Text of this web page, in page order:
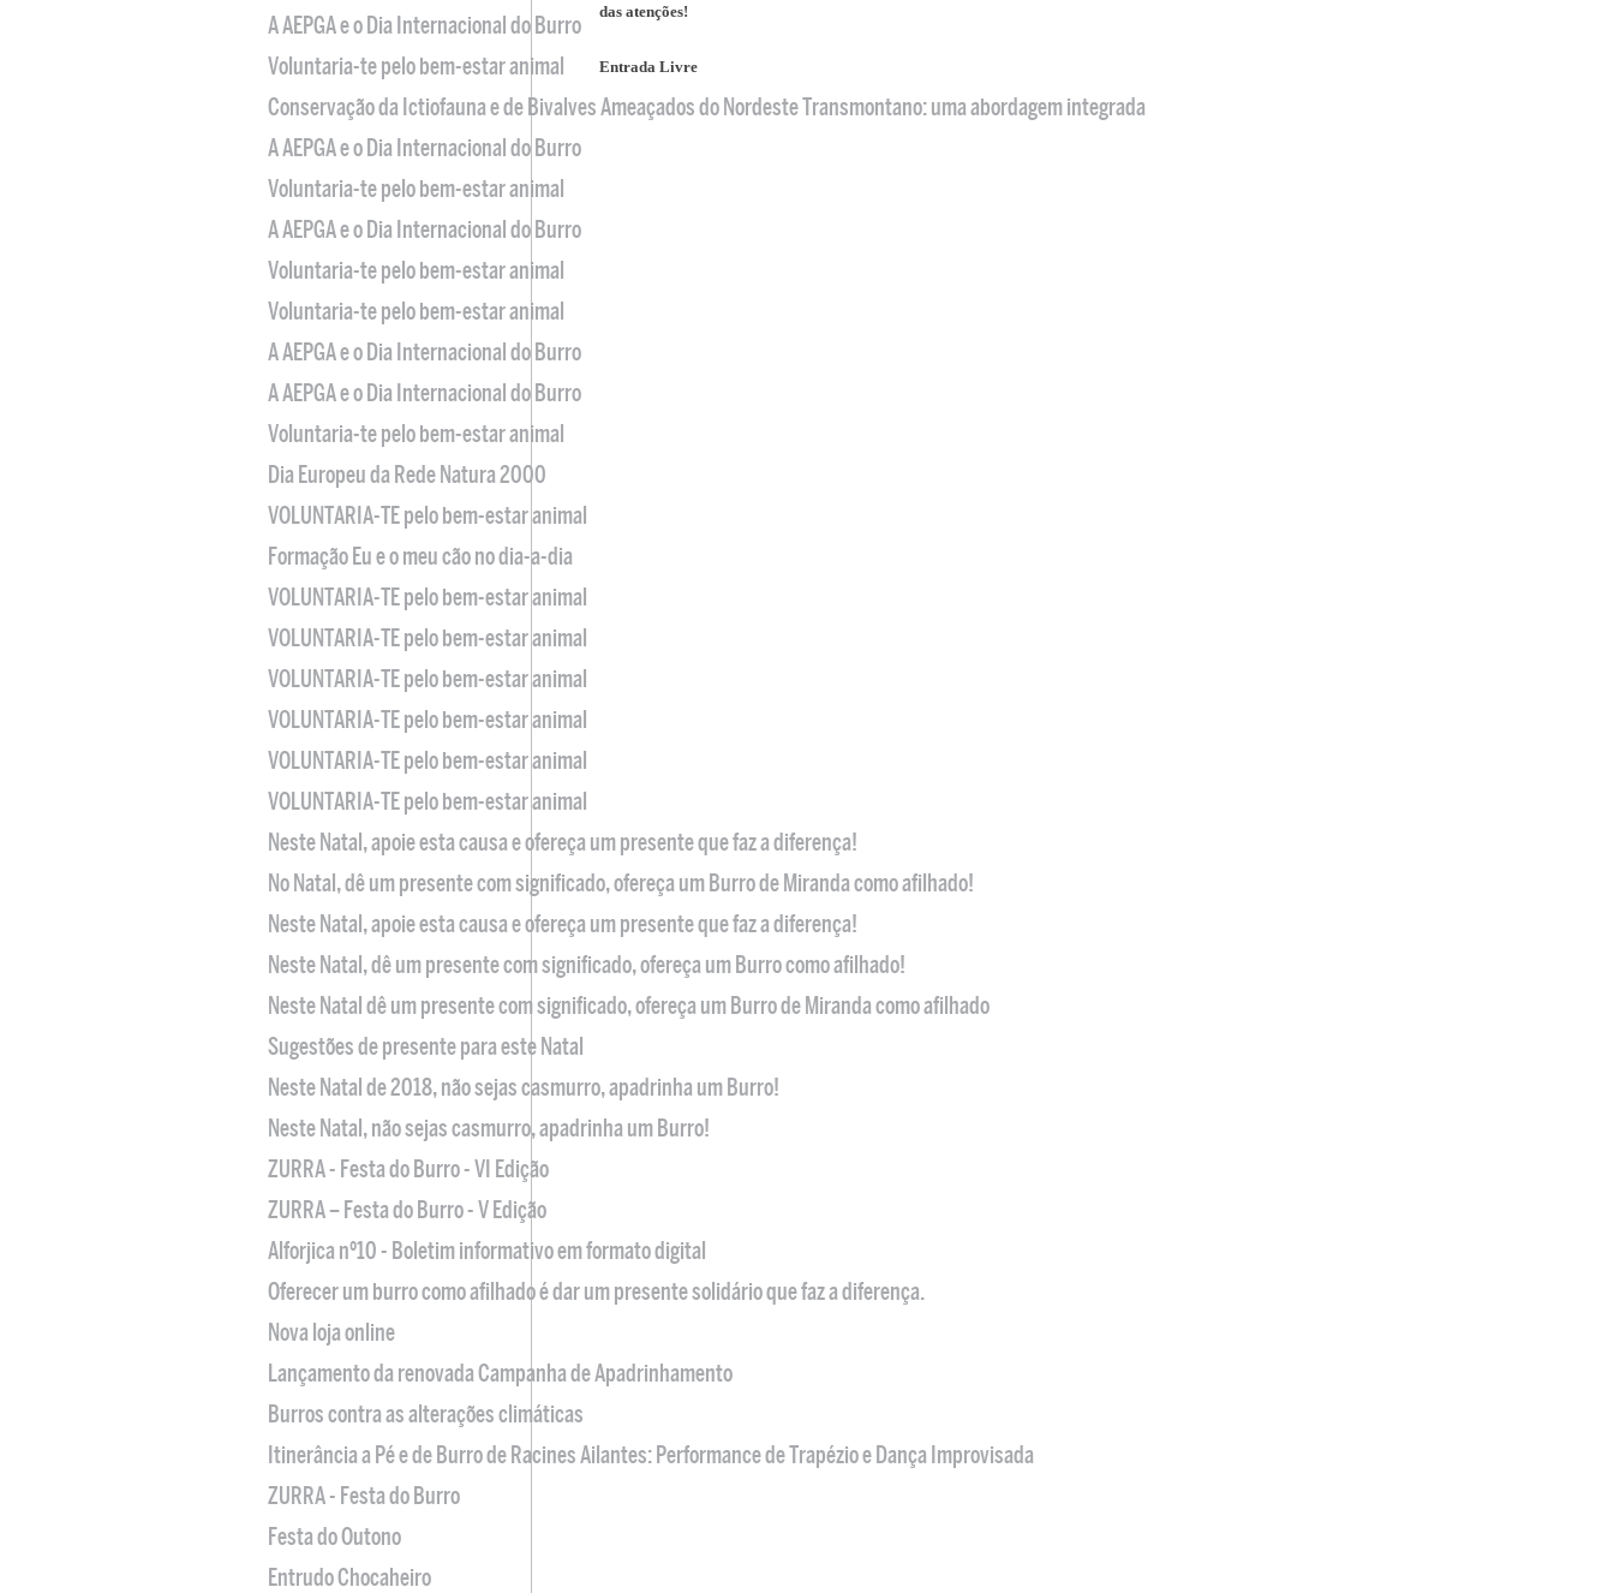
das atenções!
Entrada Livre
A AEPGA e o Dia Internacional do Burro
Voluntaria-te pelo bem-estar animal
Conservação da Ictiofauna e de Bivalves Ameaçados do Nordeste Transmontano: uma abordagem integrada
A AEPGA e o Dia Internacional do Burro
Voluntaria-te pelo bem-estar animal
A AEPGA e o Dia Internacional do Burro
Voluntaria-te pelo bem-estar animal
Voluntaria-te pelo bem-estar animal
A AEPGA e o Dia Internacional do Burro
A AEPGA e o Dia Internacional do Burro
Voluntaria-te pelo bem-estar animal
Dia Europeu da Rede Natura 2000
VOLUNTARIA-TE pelo bem-estar animal
Formação Eu e o meu cão no dia-a-dia
VOLUNTARIA-TE pelo bem-estar animal
VOLUNTARIA-TE pelo bem-estar animal
VOLUNTARIA-TE pelo bem-estar animal
VOLUNTARIA-TE pelo bem-estar animal
VOLUNTARIA-TE pelo bem-estar animal
VOLUNTARIA-TE pelo bem-estar animal
Neste Natal, apoie esta causa e ofereça um presente que faz a diferença!
No Natal, dê um presente com significado, ofereça um Burro de Miranda como afilhado!
Neste Natal, apoie esta causa e ofereça um presente que faz a diferença!
Neste Natal, dê um presente com significado, ofereça um Burro como afilhado!
Neste Natal dê um presente com significado, ofereça um Burro de Miranda como afilhado
Sugestões de presente para este Natal
Neste Natal de 2018, não sejas casmurro, apadrinha um Burro!
Neste Natal, não sejas casmurro, apadrinha um Burro!
ZURRA - Festa do Burro - VI Edição
ZURRA – Festa do Burro - V Edição
Alforjica nº10 - Boletim informativo em formato digital
Oferecer um burro como afilhado é dar um presente solidário que faz a diferença.
Nova loja online
Lançamento da renovada Campanha de Apadrinhamento
Burros contra as alterações climáticas
Itinerância a Pé e de Burro de Racines Ailantes: Performance de Trapézio e Dança Improvisada
ZURRA - Festa do Burro
Festa do Outono
Entrudo Chocaheiro